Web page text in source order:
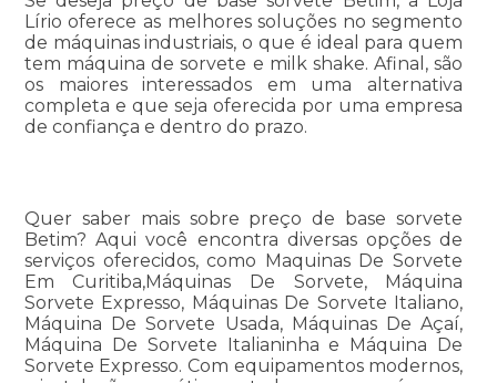
Lírio oferece as melhores soluções no segmento
de máquinas industriais, o que é ideal para quem
tem máquina de sorvete e milk shake. Afinal, são
os maiores interessados em uma alternativa
completa e que seja oferecida por uma empresa
de confiança e dentro do prazo.
Quer saber mais sobre preço de base sorvete
Betim? Aqui você encontra diversas opções de
serviços oferecidos, como Maquinas De Sorvete
Em Curitiba,Máquinas De Sorvete, Máquina
Sorvete Expresso, Máquinas De Sorvete Italiano,
Máquina De Sorvete Usada, Máquinas De Açaí,
Máquina De Sorvete Italianinha e Máquina De
Sorvete Expresso. Com equipamentos modernos,